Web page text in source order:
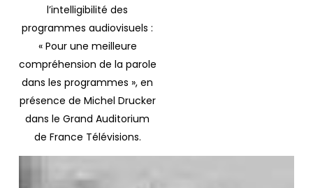
l’intelligibilité des
programmes audiovisuels :
« Pour une meilleure
compréhension de la parole
dans les programmes », en
présence de Michel Drucker
dans le Grand Auditorium
de France Télévisions.